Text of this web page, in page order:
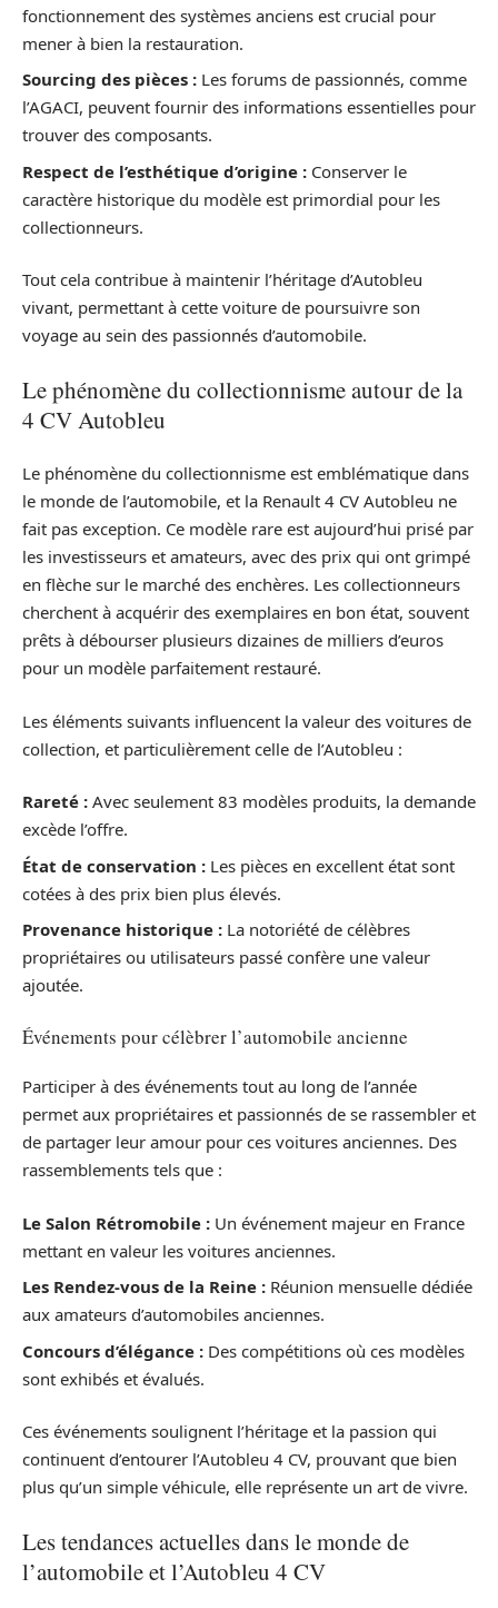
fonctionnement des systèmes anciens est crucial pour
mener à bien la restauration.
Sourcing des pièces : Les forums de passionnés, comme
l’AGACI, peuvent fournir des informations essentielles pour
trouver des composants.
Respect de l’esthétique d’origine : Conserver le
caractère historique du modèle est primordial pour les
collectionneurs.
Tout cela contribue à maintenir l’héritage d’Autobleu
vivant, permettant à cette voiture de poursuivre son
voyage au sein des passionnés d’automobile.
Le phénomène du collectionnisme autour de la
4 CV Autobleu
Le phénomène du collectionnisme est emblématique dans
le monde de l’automobile, et la Renault 4 CV Autobleu ne
fait pas exception. Ce modèle rare est aujourd’hui prisé par
les investisseurs et amateurs, avec des prix qui ont grimpé
en flèche sur le marché des enchères. Les collectionneurs
cherchent à acquérir des exemplaires en bon état, souvent
prêts à débourser plusieurs dizaines de milliers d’euros
pour un modèle parfaitement restauré.
Les éléments suivants influencent la valeur des voitures de
collection, et particulièrement celle de l’Autobleu :
Rareté : Avec seulement 83 modèles produits, la demande
excède l’offre.
État de conservation : Les pièces en excellent état sont
cotées à des prix bien plus élevés.
Provenance historique : La notoriété de célèbres
propriétaires ou utilisateurs passé confère une valeur
ajoutée.
Événements pour célèbrer l’automobile ancienne
Participer à des événements tout au long de l’année
permet aux propriétaires et passionnés de se rassembler et
de partager leur amour pour ces voitures anciennes. Des
rassemblements tels que :
Le Salon Rétromobile : Un événement majeur en France
mettant en valeur les voitures anciennes.
Les Rendez-vous de la Reine : Réunion mensuelle dédiée
aux amateurs d’automobiles anciennes.
Concours d’élégance : Des compétitions où ces modèles
sont exhibés et évalués.
Ces événements soulignent l’héritage et la passion qui
continuent d’entourer l’Autobleu 4 CV, prouvant que bien
plus qu’un simple véhicule, elle représente un art de vivre.
Les tendances actuelles dans le monde de
l’automobile et l’Autobleu 4 CV